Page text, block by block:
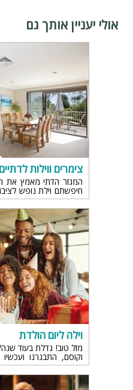
אולי יעניין אותך גם
צימרים ווילות לדתיים
המגזר הדתי מאמץ את
חיפשתם וילת נופש
בשבילכם
וילה ליום הולדת
מזל טוב! גדלת בעוד
וקוסם, התבגרנו
חברים טובים ומשפחה
הולדת היא המקום
בסטייל אחר.